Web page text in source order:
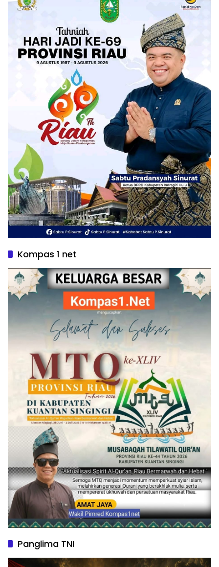
Kompas 1 net
Panglima TNI